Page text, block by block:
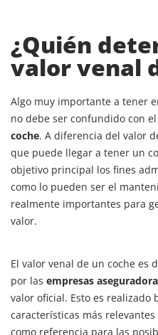
¿Quién
valor venal
Algo muy importante a tener
no debe ser confundido con el
coche. A diferencia del valor
que puede llegar a tener un
objetivo principal los fines
como lo pueden ser el
realmente importantes para
valor.
El valor venal de un coche
por las empresas
valor oficial. Esto es realizado
características más
como referencia para las